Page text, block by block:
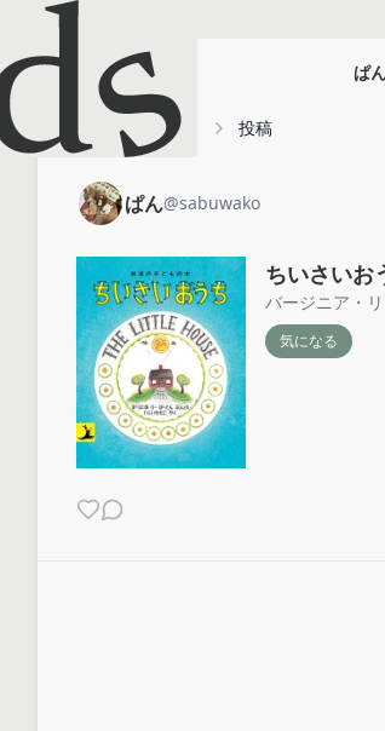
ぱ
ぱん 投稿
ぱん@sabuwako
ちいさいお
バージニア・
気になる